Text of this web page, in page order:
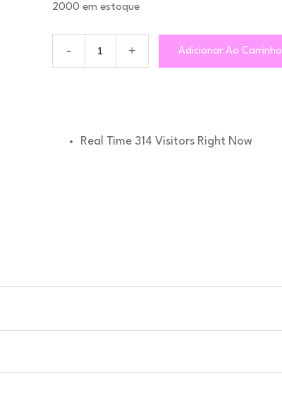
2000 em estoque
Adicionar Ao Carrinho
Real Time 314 Visitors Right Now